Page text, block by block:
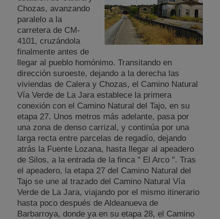
Chozas, avanzando
paralelo a la
carretera de CM-
4101, cruzándola
finalmente antes de
llegar al pueblo homónimo. Transitando en
dirección suroeste, dejando a la derecha las
viviendas de Calera y Chozas, el Camino Natural
Vía Verde de La Jara establece la primera
conexión con el Camino Natural del Tajo, en su
etapa 27. Unos metros más adelante, pasa por
una zona de denso carrizal, y continúa por una
larga recta entre parcelas de regadío, dejando
atrás la Fuente Lozana, hasta llegar al apeadero
de Silos, a la entrada de la finca " El Arco ". Tras
el apeadero, la etapa 27 del Camino Natural del
Tajo se une al trazado del Camino Natural Vía
Verde de La Jara, viajando por el mismo itinerario
hasta poco después de Aldeanueva de
Barbarroya, donde ya en su etapa 28, el Camino